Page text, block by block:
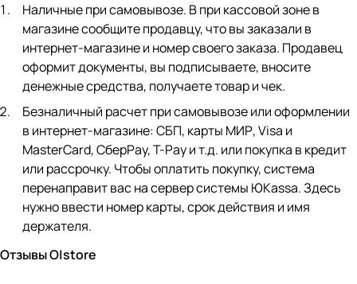
Наличные при самовывозе. В при кассовой зоне в
магазине сообщите продавцу, что вы заказали в
интернет-магазине и номер своего заказа. Продавец
оформит документы, вы подписываете, вносите
денежные средства, получаете товар и чек.
Безналичный расчет при самовывозе или оформлении
в интернет-магазине: СБП, карты МИР, Visa и
MasterCard, СберPay, Т-Pay и т.д. или покупка в кредит
или рассрочку. Чтобы оплатить покупку, система
перенаправит вас на сервер системы ЮKassa. Здесь
нужно ввести номер карты, срок действия и имя
держателя.
Отзывы O|store